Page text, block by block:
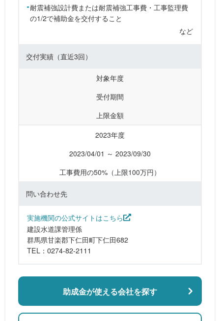
耐震補強設計費または耐震補強工事費・工事監理費
の1/2で補助金を交付すること
など
交付実績 （直近3回）
対象年度
受付期間
上限金額
2023年度
2023/04/01 ～ 2023/09/30
工事費用の50%（上限100万円）
問い合わせ先
実施機関の公式サイトはこちら
建設水道課管理係
群馬県甘楽郡下仁田町下仁田682
TEL：0274-82-2111
助成金が使える会社を探す